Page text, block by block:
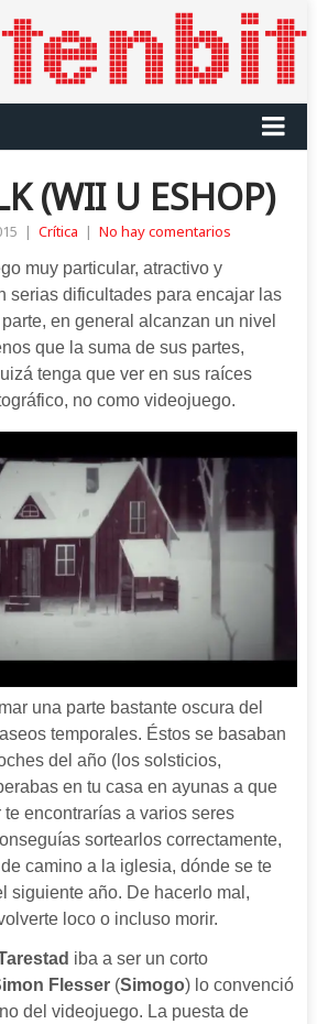
(WII U ESHOP)
| Crítica | No hay comentarios
muy particular, atractivo y
serias dificultades para encajar las
en general alcanzan un nivel
que la suma de sus partes,
tenga que ver en sus raíces
no como videojuego.
una parte bastante oscura del
temporales. Éstos se basaban
del año (los solsticios,
en tu casa en ayunas a que
encontrarías a varios seres
sortearlos correctamente,
camino a la iglesia, dónde se te
siguiente año. De hacerlo mal,
loco o incluso morir.
iba a ser un corto
Flesser(Simogo) lo convenció
del videojuego. La puesta de